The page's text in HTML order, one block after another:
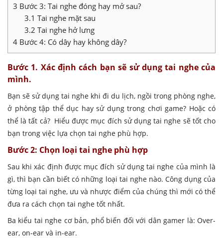
3 Bước 3: Tai nghe đóng hay mở sau?
3.1 Tai nghe mặt sau
3.2 Tai nghe hở lưng
4 Bước 4: Có dây hay không dây?
Bước 1. Xác định cách bạn sẽ sử dụng tai nghe của
mình.
Bạn sẽ sử dụng tai nghe khi đi du lịch, ngồi trong phòng nghe,
ở phòng tập thể dục hay sử dụng trong chơi game? Hoặc có
thể là tất cả? Hiểu được mục đích sử dụng tai nghe sẽ tốt cho
bạn trong việc lựa chọn tai nghe phù hợp.
Bước 2: Chọn loại tai nghe phù hợp
Sau khi xác định được mục đích sử dụng tai nghe của mình là
gì, thì bạn cần biết có những loại tai nghe nào. Công dụng của
từng loại tai nghe, ưu và nhược điểm của chúng thì mới có thể
đưa ra cách chọn tai nghe tốt nhất.
Ba kiểu tai nghe cơ bản, phổ biến đối với dân gamer là: Over-
ear, on-ear và in-ear.